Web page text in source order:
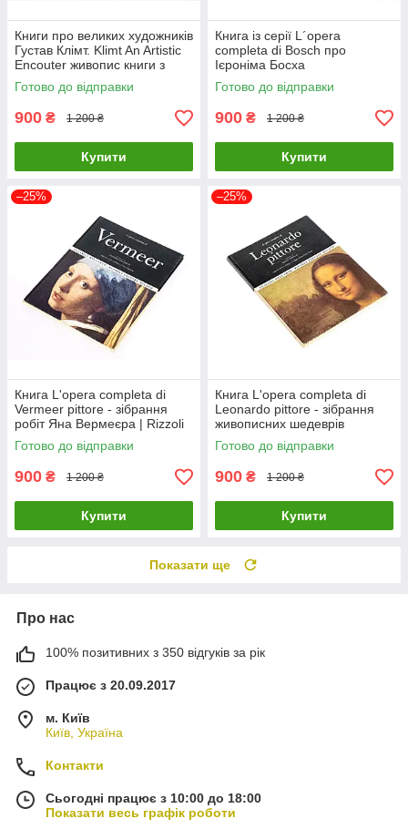
Книги про великих художників
Густав Клімт. Klimt An Artistic
Encouter живопис книги з
історії мистецтва
Готово до відправки
900 ₴ 1 200 ₴
Купити
Книга із серії L´opera
completa di Bosch про
Ієроніма Босха
нідерландського художника
Готово до відправки
900 ₴ 1 200 ₴
Купити
–25%
Книга L'opera completa di
Vermeer pittore - зібрання
робіт Яна Вермеєра | Rizzoli
Готово до відправки
900 ₴ 1 200 ₴
Купити
–25%
Книга L'opera completa di
Leonardo pittore - зібрання
живописних шедеврів
Леонардо да Вінчі | Книга
Rizzoli
Готово до відправки
900 ₴ 1 200 ₴
Купити
Показати ще
Про нас
100% позитивних з 350 відгуків за рік
Працює з 20.09.2017
м. Київ
Київ, Україна
Контакти
Сьогодні працює з 10:00 до 18:00
Показати весь графік роботи